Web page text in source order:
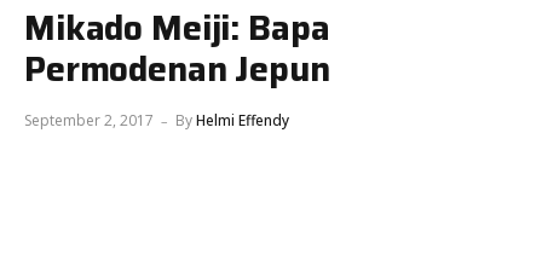
Mikado Meiji: Bapa
Permodenan Jepun
September 2, 2017 ByHelmi Effendy